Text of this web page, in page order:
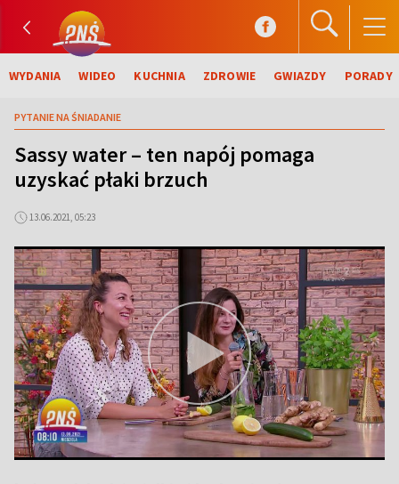
WYDANIA WIDEO KUCHNIA ZDROWIE GWIAZDY PORADY
PYTANIE NA ŚNIADANIE
Sassy water – ten napój pomaga
uzyskać płaki brzuch
13.06.2021, 05:23